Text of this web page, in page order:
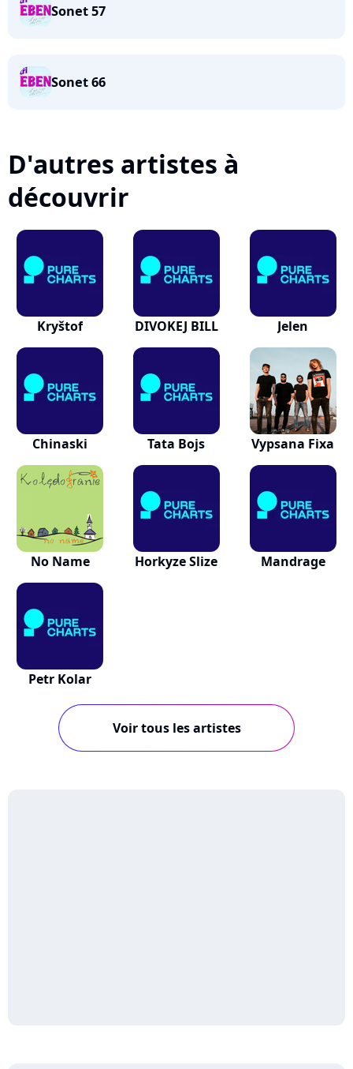
Sonet 57
Sonet 66
D'autres artistes à
découvrir
Kryštof DIVOKEJ BILL Jelen
Chinaski Tata Bojs Vypsana Fixa
No Name Horkyze Slize Mandrage
Petr Kolar
Voir tous les artistes